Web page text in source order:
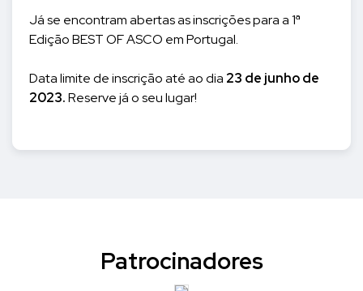
Já se encontram abertas as inscrições para a 1ª
Edição BEST OF ASCO em Portugal.
Data limite de inscrição até ao dia 23 de junho de
2023.Reserve já o seu lugar!
Patrocinadores